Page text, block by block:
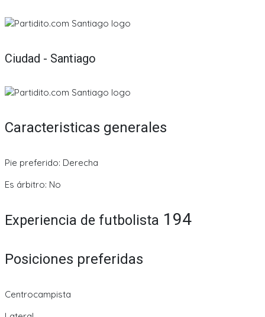
Ciudad - Santiago
Caracteristicas generales
Pie preferido: Derecha
Es árbitro: No
Experiencia de futbolista 194
Posiciones preferidas
Centrocampista